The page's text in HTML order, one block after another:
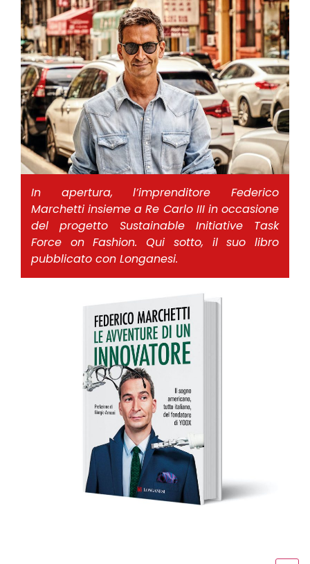
In apertura, l’imprenditore Federico
Marchetti insieme a Re Carlo III in occasione
del progetto Sustainable Initiative Task
Force on Fashion. Qui sotto, il suo libro
pubblicato con Longanesi.